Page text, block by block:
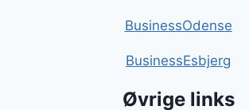
BusinessOdense
BusinessEsbjerg
Øvrige links